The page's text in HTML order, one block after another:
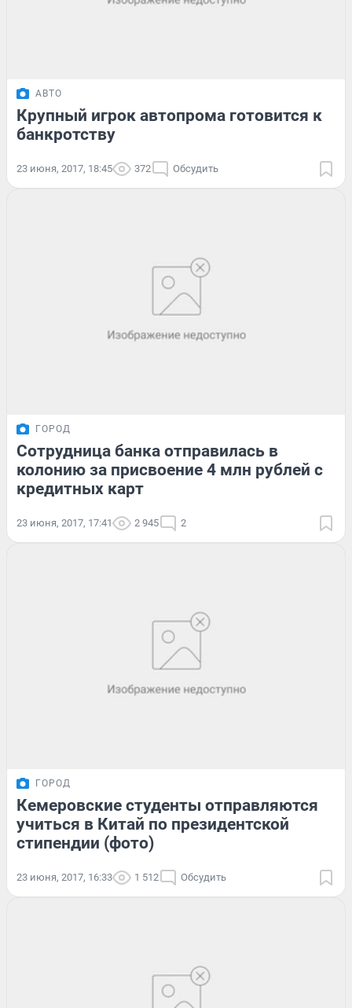
АВТО
Крупный игрок автопрома готовится к
банкротству
23 июня, 2017, 18:45 372 Обсудить
ГОРОД
Сотрудница банка отправилась в
колонию за присвоение 4 млн рублей с
кредитных карт
23 июня, 2017, 17:41 2 945 2
ГОРОД
Кемеровские студенты отправляются
учиться в Китай по президентской
стипендии (фото)
23 июня, 2017, 16:33 1 512 Обсудить